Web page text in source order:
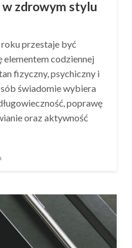
zdrowym stylu
przestaje być
elementem codziennej
fizyczny, psychiczny i
świadomie wybiera
poprawę
oraz aktywność